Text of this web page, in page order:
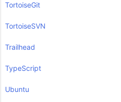
TortoiseGit
TortoiseSVN
Trailhead
TypeScript
Ubuntu